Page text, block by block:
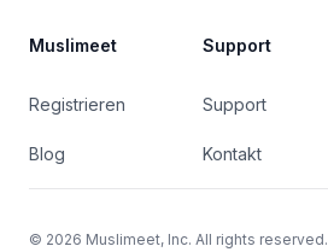
Muslimeet
Registrieren
Blog
Support
Support
Kontakt
© 2026 Muslimeet, Inc. All rights reserved.